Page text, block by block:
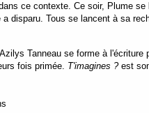
ce contexte. Ce soir, Plume
disparu. Tous se lancent à sa
Tanneau se forme à
fois primée. T'imagines ?est